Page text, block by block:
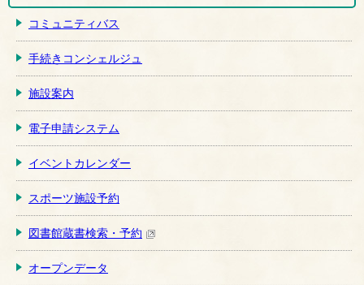
コミュニティバス
手続きコンシェルジュ
施設案内
電子申請システム
イベントカレンダー
スポーツ施設予約
図書館蔵書検索・予約
オープンデータ